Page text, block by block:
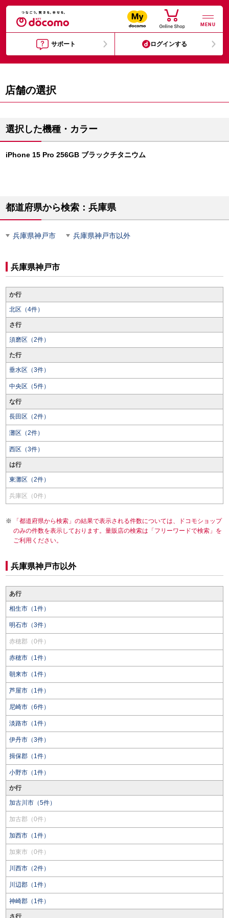
MENU
サポート ログインする
店舗の選択
選択した機種・カラー
iPhone 15 Pro 256GB ブラックチタニウム
都道府県から検索：兵庫県
兵庫県神戸市 兵庫県神戸市以外
兵庫県神戸市
か行
北区（4件）
さ行
須磨区（2件）
た行
垂水区（3件）
中央区（5件）
な行
長田区（2件）
灘区（2件）
西区（3件）
は行
東灘区（2件）
兵庫区（0件）
「都道府県から検索」の結果で表示される件数については、ドコモショップ
のみの件数を表示しております。量販店の検索は「フリーワードで検索」を
ご利用ください。
兵庫県神戸市以外
あ行
相生市（1件）
明石市（3件）
赤穂郡（0件）
赤穂市（1件）
朝来市（1件）
芦屋市（1件）
尼崎市（6件）
淡路市（1件）
伊丹市（3件）
揖保郡（1件）
小野市（1件）
か行
加古川市（5件）
加古郡（0件）
加西市（1件）
加東市（0件）
川西市（2件）
川辺郡（1件）
神崎郡（1件）
さ行